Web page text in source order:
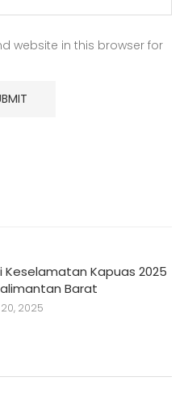
website in this browser for
Keselamatan Kapuas 2025
Barat
2025